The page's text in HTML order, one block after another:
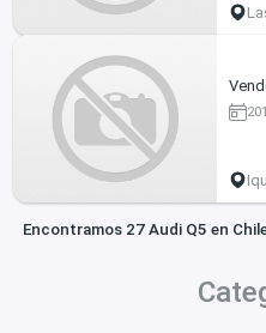
Encontramos 27 Audi Q5 en